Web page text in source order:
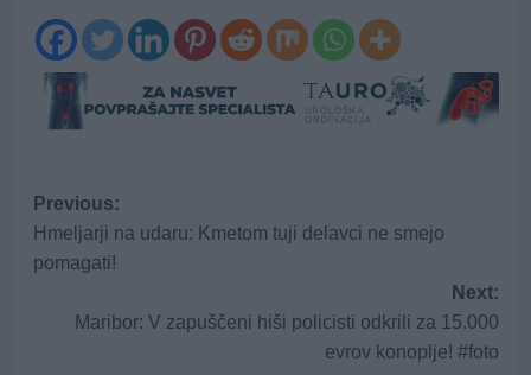
Post
navigation
Previous:
Hmeljarji na udaru: Kmetom tuji delavci ne smejo
pomagati!
Next:
Maribor: V zapuščeni hiši policisti odkrili za 15.000
evrov konoplje! #foto